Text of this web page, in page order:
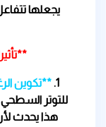
يجعلها
1. **تكوين
للتوتر
هذا يحدث